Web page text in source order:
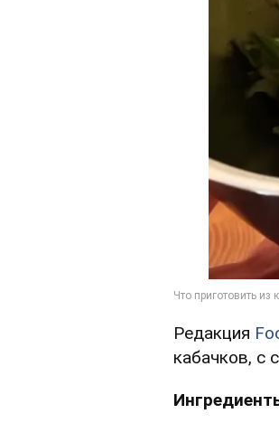
Редакция
кабачков, с